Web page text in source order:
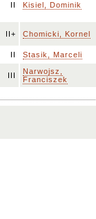
II Kisiel, Dominik
II+ Chomicki, Kornel
II Stasik, Marceli
III
Narwojsz,
Franciszek